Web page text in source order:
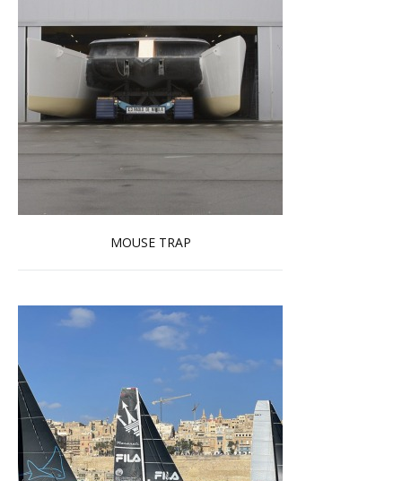
MOUSE TRAP
En savoir plus...